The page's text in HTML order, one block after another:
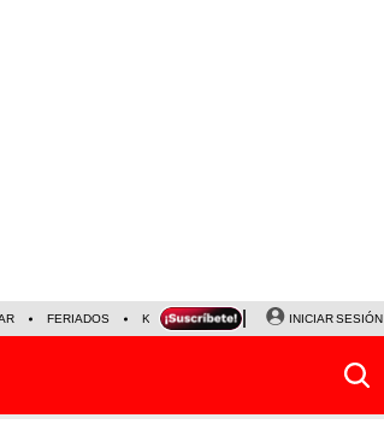
FERIADOS KEIKO FUJIMORI NALDY SALDAÑA
INICIAR SESIÓN